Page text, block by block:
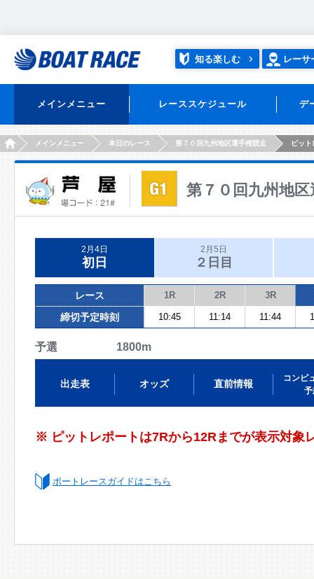
知る楽しむ レーサ
メインメニュー レーススケジュール デ
HOMEメインメニュー 本日のレース 第７０回九州地区選手権競走 ピッ
第７０回九州地
2月4日
初日
2月5日
２日目
レース 1R 2R 3R
締切予定時刻 10:45 11:14 11:44
予選 1800m
出走表 オッズ 直前情報
コンピ
予
※ ピットレポートは7Rから12Rまでが表示対象
ボートレースガイドはこちら